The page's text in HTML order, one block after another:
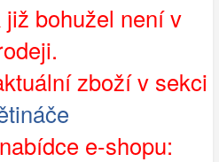
bohužel není v
zboží v sekci
e-shopu: